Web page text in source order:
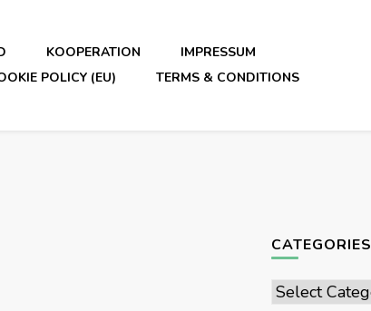
KOOPERATION
IMPRESSUM
POLICY (EU) TERMS & CONDITIONS
CATEGORIES
Categories